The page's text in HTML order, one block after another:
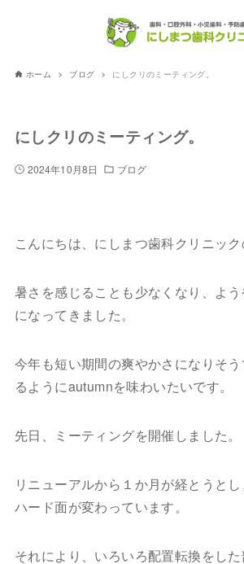
ホーム ブログ にしクリのミーティング。
にしクリのミーティング。
2024年10月8日 ブログ
こんにちは、にしまつ歯科クリニック
暑さを感じることも少なくなり、よ
になってきました。
今年も短い期間の爽やかさになりそ
るようにautumnを味わいたいです。
先日、ミーティングを開催しました。
リニューアルから１か月が経とうと
ハード面が変わっています。
それにより、いろいろ配置転換をし